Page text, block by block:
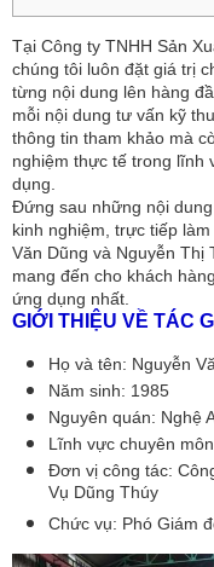
Tại Công ty TNHH Sản
chúng tôi luôn đặt giá trị
từng nội dung lên hàng
mỗi nội dung tư vấn kỹ
thông tin tham khảo mà
nghiệm thực tế trong lĩnh
dụng.
Đứng sau những nội
kinh nghiệm, trực tiếp
Văn Dũng và Nguyễn Thị
mang đến cho khách
ứng dụng nhất.
GIỚI THIỆU VỀ TÁC
Họ và tên: Nguyễn
Năm sinh: 1985
Nguyên quán: Nghệ
Lĩnh vực chuyên
Đơn vị công tác:
Vụ Dũng Thúy
Chức vụ: Phó Giám